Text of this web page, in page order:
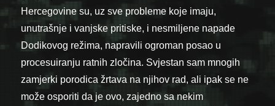
Hercegovine su, uz sve probleme koje imaju,
unutrašnje i vanjske pritiske, i nesmiljene napade
Dodikovog režima, napravili ogroman posao u
procesuiranju ratnih zločina. Svjestan sam mnogih
zamjerki porodica žrtava na njihov rad, ali ipak se ne
može osporiti da je ovo, zajedno sa nekim